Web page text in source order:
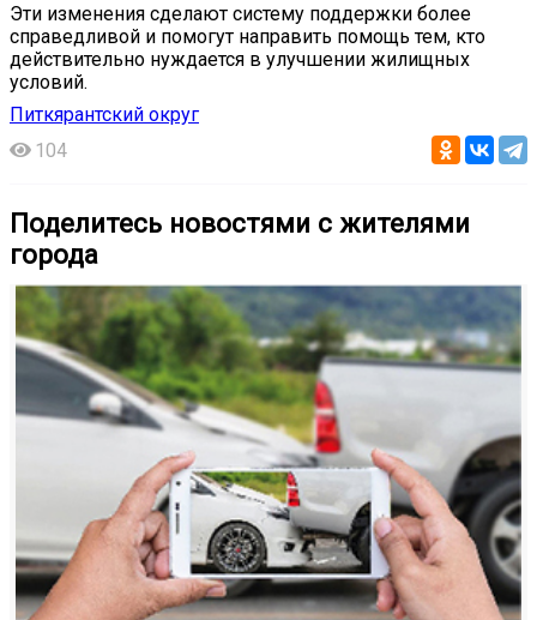
Эти изменения сделают систему поддержки более
справедливой и помогут направить помощь тем, кто
действительно нуждается в улучшении жилищных
условий.
Питкярантский округ
104
Поделитесь новостями с жителями
города